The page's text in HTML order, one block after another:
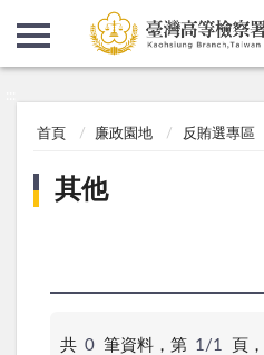
首頁 廉政園地 反賄選專區
其他
共 0 筆資料，第 1/1 頁，